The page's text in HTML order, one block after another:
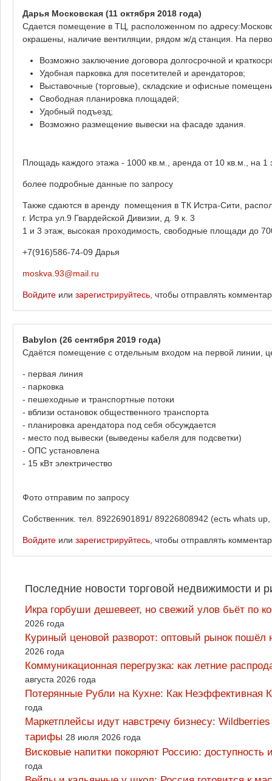
Дарья Московская (11 октября 2018 года)
Сдается помещение в ТЦ, расположенном по
окрашены, наличие вентиляции, рядом ж/д станция. На
Возможно заключение договора долгосрочной и
Удобная парковка для посетителей и арендаторов;
Выставочные (торговые), складские и офисные
Свободная планировка площадей;
Удобный подъезд;
Возможно размещение вывески на фасаде здания.
Площадь каждого этажа - 1000 кв.м., аренда от 10 кв.м., на
более подробные данные по запросу
Также сдаются в аренду помещения в ТК Истра-Сити,
г. Истра ул.9 Гвардейской Дивизии, д. 9 к. 3
1 и 3 этаж, высокая проходимость, свободные площади до
+7(916)586-74-09 Дарья
moskva.93@mail.ru
Войдите или зарегистрируйтесь , чтобы отправлять
Babylon (26 сентября 2019 года)
Сдаётся помещение с отдельным входом на первой линии,
- первая линия
- парковка
- пешеходные и транспортные потоки
- вблизи остановок общественного транспорта
- планировка арендатора под себя обсуждается
- место под вывески (выведены кабеля для подсветки)
- ОПС установлена
- 15 кВт электричество
Фото отправим по запросу
Собственник. тел. 89226901891/ 89226808942 (есть whats
Войдите или зарегистрируйтесь , чтобы отправлять
Последние новости торговой недвижимости и
Икра горбуши дешевеет, но свежий улов бьёт по
2026 года
Куриный ценовой разворот: оптовый рынок
2026 года
Коммуникационная перегрузка: как летние
августа 2026 года
Потерянные Рубли на Кухне: Как
года
Маркетплейсы идут навстречу бизнесу:
тарифы 28 июля 2026 года
Висковые напитки покоряют Россию:
года